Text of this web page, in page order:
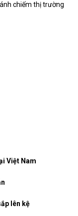
chiếm thị trường
Việt Nam
lên kệ